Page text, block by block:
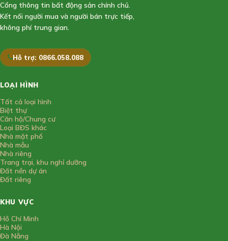
Cổng thông tin bất động sản chính chủ.
Kết nối người mua và người bán trực tiếp,
không phí trung gian.
Hỗ trợ: 0866.058.088
LOẠI HÌNH
Tất cả loại hình
Biệt thự
Căn hộ/Chung cư
Loại BĐS khác
Nhà mặt phố
Nhà mẫu
Nhà riêng
Trang trại, khu nghỉ dưỡng
Đất nền dự án
Đất riêng
KHU VỰC
Hồ Chí Minh
Hà Nội
Đà Nẵng